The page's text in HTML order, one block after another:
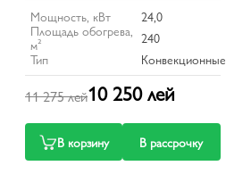
Мощность, кВт
24,0
Площадь обогрева,
м²
240
Тип
Конвекционные
11 275 лей10 250 лей
В корзину В рассрочку